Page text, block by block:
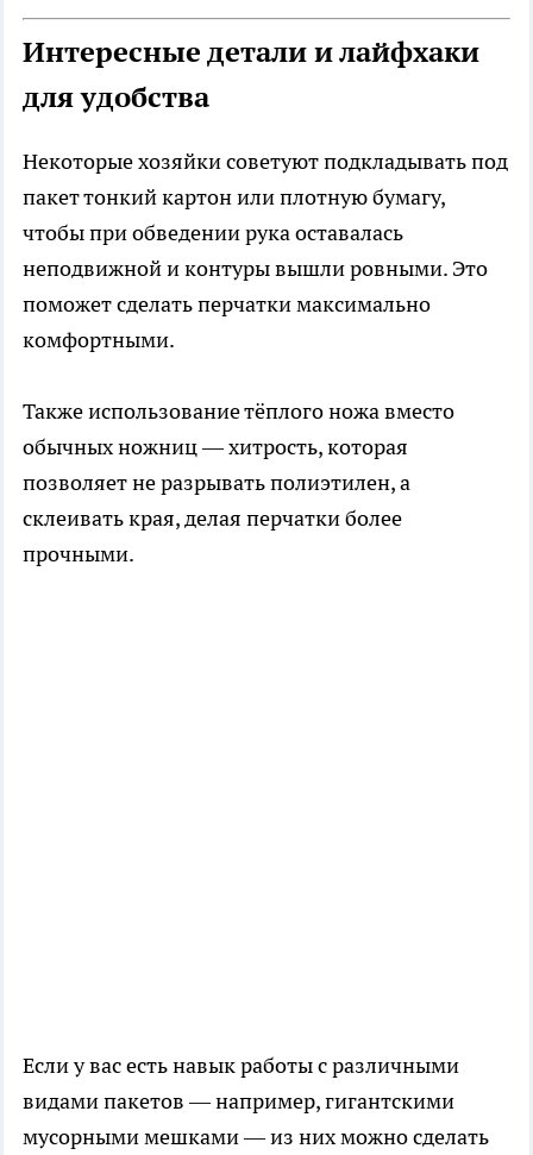
Интересные детали и лайфхаки
для удобства
Некоторые хозяйки советуют подкладывать под
пакет тонкий картон или плотную бумагу,
чтобы при обведении рука оставалась
неподвижной и контуры вышли ровными. Это
поможет сделать перчатки максимально
комфортными.
Также использование тёплого ножа вместо
обычных ножниц — хитрость, которая
позволяет не разрывать полиэтилен, а
склеивать края, делая перчатки более
прочными.
Если у вас есть навык работы с различными
видами пакетов — например, гигантскими
мусорными мешками — из них можно сделать